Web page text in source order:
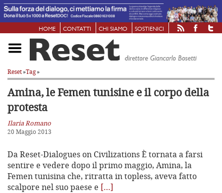
HOME CONTATTI CHI SIAMO SOSTIENICI
Reset»Tag»
Amina, le Femen tunisine e il corpo della
protesta
Ilaria Romano
20 Maggio 2013
Da Reset-Dialogues on Civilizations È tornata a farsi
sentire e vedere dopo il primo maggio, Amina, la
Femen tunisina che, ritratta in topless, aveva fatto
scalpore nel suo paese e […]